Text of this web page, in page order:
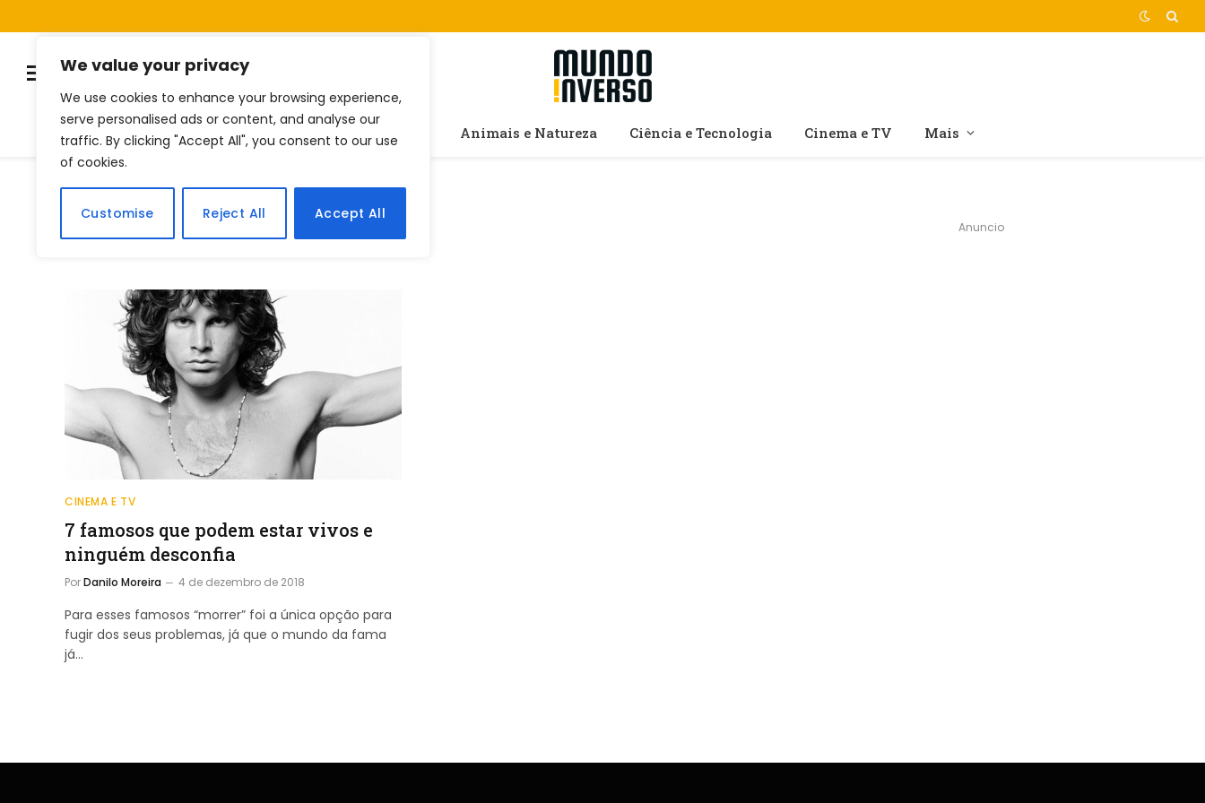
We value your privacy
We use cookies to enhance your browsing experience,
serve personalised ads or content, and analyse our
traffic. By clicking "Accept All", you consent to our use
of cookies.
Customise Reject All Accept All
Listas Quiz Animais e Natureza Ciência e Tecnologia Cinema e TV Mais
BROWSING:FORJAR
CINEMA E TV
7 famosos que podem estar vivos e
ninguém desconfia
PorDanilo Moreira 4 de dezembro de 2018
Para esses famosos “morrer” foi a única opção para
fugir dos seus problemas, já que o mundo da fama
já…
Anuncio